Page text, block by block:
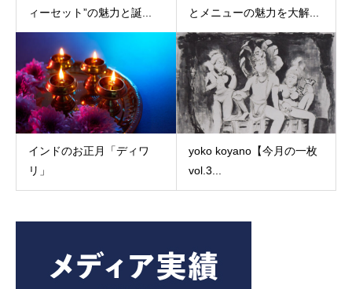
ィーセット”の魅力と誕...
とメニューの魅力を大解...
インドのお正月「ディワ
リ」
yoko koyano【今月の一枚
vol.3...